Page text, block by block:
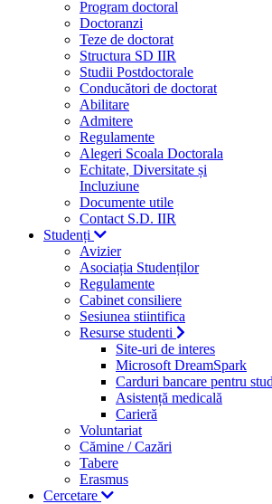
Program doctoral
Doctoranzi
Teze de doctorat
Structura SD IIR
Studii Postdoctorale
Conducători de doctorat
Abilitare
Admitere
Regulamente
Alegeri Scoala Doctorala
Echitate, Diversitate și
Incluziune
Documente utile
Contact S.D. IIR
Studenți
Avizier
Asociația Studenților
Regulamente
Cabinet consiliere
Sesiunea stiintifica
Resurse studenti
Site-uri de interes
Microsoft DreamSpark
Carduri bancare pentru
Asistență medicală
Carieră
Voluntariat
Cămine / Cazări
Tabere
Erasmus
Cercetare